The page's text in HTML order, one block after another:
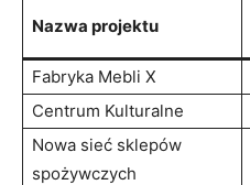
Nazwa projektu
Fabryka Mebli X
Centrum Kulturalne
Nowa sieć sklepów
spożywczych